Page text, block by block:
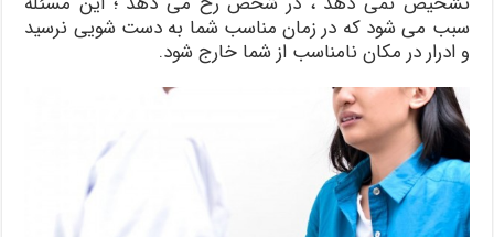
سبب می شود که در زمان مناسب شما به دست شویی نرسید
و ادرار در مکان نامناسب از شما خارج شود.